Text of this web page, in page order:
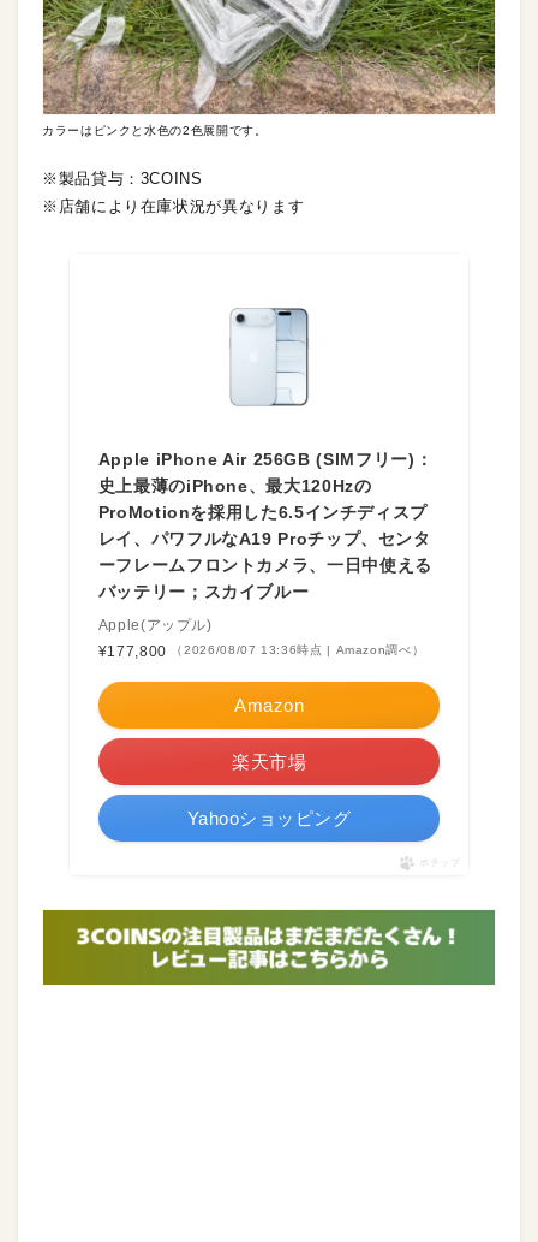
カラーはピンクと水色の2色展開です。
※製品貸与：3COINS
※店舗により在庫状況が異なります
Apple iPhone Air 256GB (SIMフリー)：
史上最薄のiPhone、最大120Hzの
ProMotionを採用した6.5インチディスプ
レイ、パワフルなA19 Proチップ、センタ
ーフレームフロントカメラ、一日中使える
バッテリー；スカイブルー
Apple(アップル)
¥177,800
（2026/08/07 13:36時点 | Amazon調べ）
Amazon
楽天市場
Yahooショッピング
ポチップ